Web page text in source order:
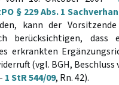
§ 229 Abs. 1
kann der Vorsitzende
berücksichtigen, dass
erkrankten
(vgl. BGH, Beschluss
1 StR 544/09, Rn. 42).